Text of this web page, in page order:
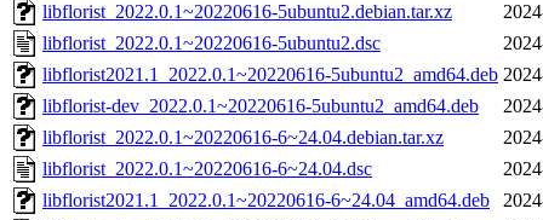
libflorist_2022.0.1~20220616-5ubuntu2.debian.tar.xz
libflorist_2022.0.1~20220616-5ubuntu2.dsc
libflorist2021.1_2022.0.1~20220616-5ubuntu2_amd64.deb
libflorist-dev_2022.0.1~20220616-5ubuntu2_amd64.deb
libflorist_2022.0.1~20220616-6~24.04.debian.tar.xz
libflorist_2022.0.1~20220616-6~24.04.dsc
libflorist2021.1_2022.0.1~20220616-6~24.04_amd64.deb